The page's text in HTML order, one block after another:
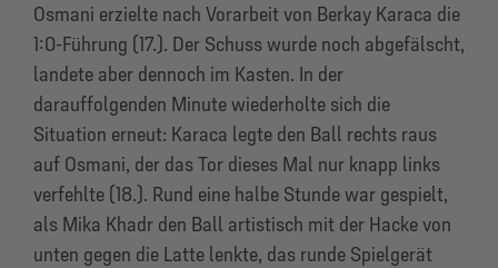
Osmani erzielte nach Vorarbeit von Berkay Karaca die
1:0-Führung (17.). Der Schuss wurde noch abgefälscht,
landete aber dennoch im Kasten. In der
darauffolgenden Minute wiederholte sich die
Situation erneut: Karaca legte den Ball rechts raus
auf Osmani, der das Tor dieses Mal nur knapp links
verfehlte (18.). Rund eine halbe Stunde war gespielt,
als Mika Khadr den Ball artistisch mit der Hacke von
unten gegen die Latte lenkte, das runde Spielgerät